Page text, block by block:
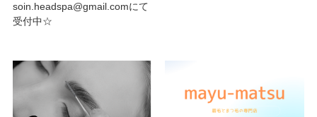
soin.headspa@gmail.comにて
受付中☆